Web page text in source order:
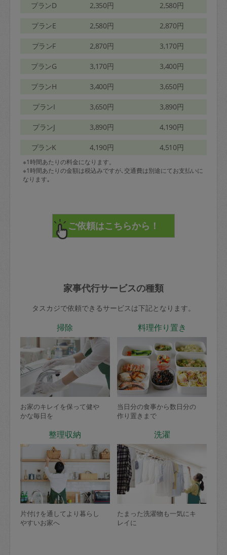
プランD 2,350円 2,580円
プランE 2,580円 2,870円
プランF 2,870円 3,170円
プランG 3,170円 3,400円
プランH 3,400円 3,650円
プランI 3,650円 3,890円
プランJ 3,890円 4,190円
プランK 4,190円 4,510円
※1時間あたりの料金になります。
※1時間あたりの金額は税込みですが､交通費は別途にてお支払いに
なります｡
家事代行サービスの種類
タスカジで依頼できるサービスは下記となります。
掃除
お家のキレイを保って健や
かな毎日を
料理作り置き
当日分の食事から数日分の
作り置きまで
整理収納
片付けを通してより暮らし
やすいお家へ
洗濯
たまった洗濯物も一気にキ
レイに